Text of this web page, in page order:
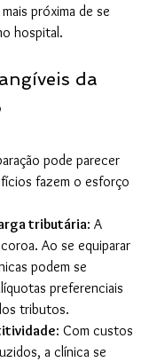
próxima de se
hospital.
da
pode parecer
fazem o esforço
tributária: A
Ao se equiparar
podem se
preferenciais
tributos.
: Com custos
a clínica se